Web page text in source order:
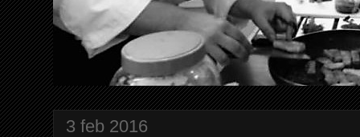
3 feb 2016